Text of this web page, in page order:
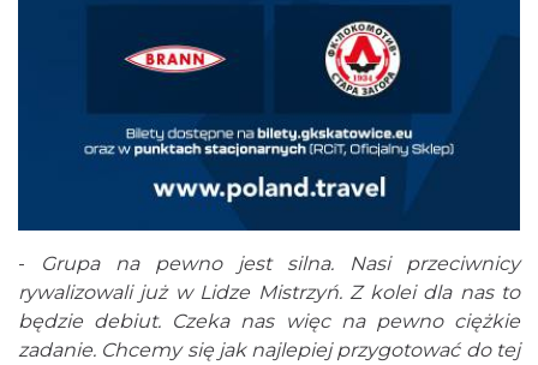
-
Grupa na pewno jest silna. Nasi przeciwnicy
rywalizowali już w Lidze Mistrzyń. Z kolei dla nas to
będzie debiut. Czeka nas więc na pewno ciężkie
zadanie. Chcemy się jak najlepiej przygotować do tej